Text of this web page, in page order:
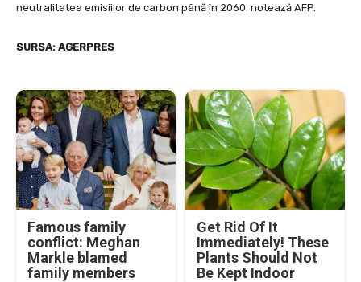
neutralitatea emisiilor de carbon până în 2060, notează AFP.
SURSA: AGERPRES
Famous family
conflict: Meghan
Markle blamed
family members
Get Rid Of It
Immediately! These
Plants Should Not
Be Kept Indoor